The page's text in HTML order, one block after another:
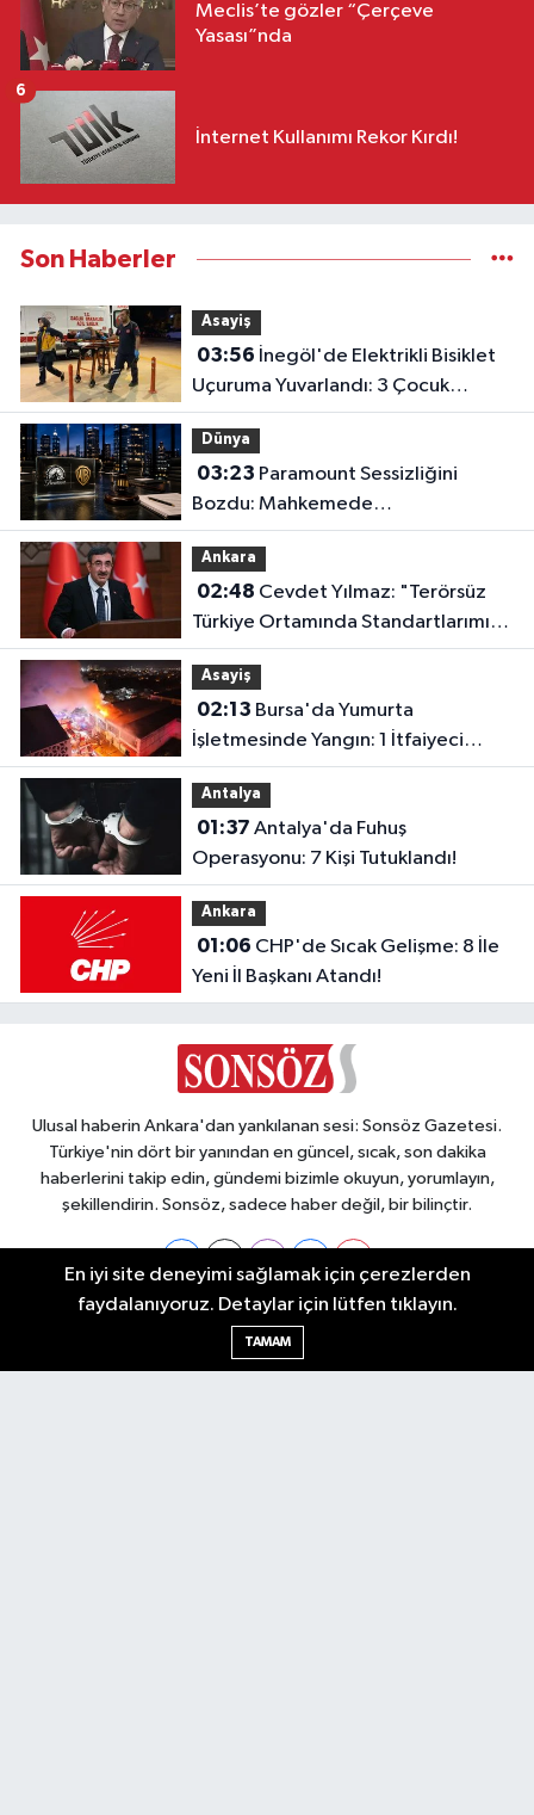
Meclis’te gözler “Çerçeve
Yasası”nda
İnternet Kullanımı Rekor Kırdı!
6
Son Haberler
Asayiş
03:56
Uçuruma Yuvarlandı: 3 Çocuk
Yaralandı!
Dünya
03:23
Bozdu: Mahkemede
Kazanacağımıza İnanıyoruz!
Ankara
02:48
Türkiye Ortamında Standartlarımızı
Yükselteceğiz"
Asayiş
02:13
İşletmesinde Yangın: 1 İtfaiyeci
Dumandan Etkilendi
Antalya
01:37
Operasyonu: 7 Kişi Tutuklandı!
Ankara
01:06
Yeni İl Başkanı Atandı!
Ulusal haberin Ankara'dan yankılanan sesi: Sonsöz Gazetesi.
Türkiye'nin dört bir yanından en güncel, sıcak, son dakika
haberlerini takip edin, gündemi bizimle okuyun, yorumlayın,
şekillendirin. Sonsöz, sadece haber değil, bir bilinçtir.
Ankara Nöbetçi Eczaneler
En iyi site deneyimi sağlamak için çerezlerden
faydalanıyoruz. Detaylar için lütfen tıklayın.
TAMAM